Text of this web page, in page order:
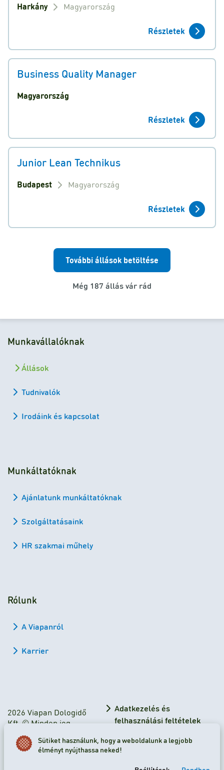
Harkány Magyarország
Részletek
Business Quality Manager
Magyarország
Részletek
Junior Lean Technikus
Budapest Magyarország
Részletek
További állások betöltése
Még 187 állás vár rád
Munkavállalóknak
Állások
Tudnivalók
Irodáink és kapcsolat
Munkáltatóknak
Ajánlatunk munkáltatóknak
Szolgáltatásaink
HR szakmai műhely
Rólunk
A Viapanról
Karrier
2026 Viapan Dologidő
Kft. © Minden jog
fenntartva.
Adatkezelés és
felhasználási feltételek
Adatkezelési tájékoztató
Sütiket használunk, hogy a weboldalunk a legjobb
élményt nyújthassa neked!